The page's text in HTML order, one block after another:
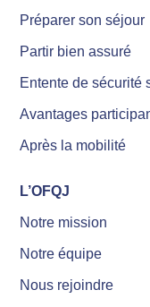
Préparer son séjour
Partir bien assuré
Entente de sécurité
Avantages
Après la mobilité
L’OFQJ
Notre mission
Notre équipe
Nous rejoindre